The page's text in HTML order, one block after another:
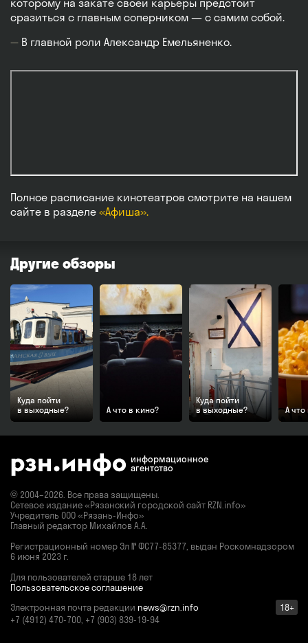
которому на закате своей карьеры предстоит
сразиться с главным соперником — с самим собой.
В главной роли Александр Емельяненко.
Полное расписание кинотеатров смотрите на нашем
сайте в разделе «Афиша».
Другие обзоры
Куда пойти
в выходные?
А что в кино?
Куда пойти
в выходные?
А что
информационное
агентство
© 2004–2026. Все права защищены.
Сетевое издание «Рязанский городской сайт RZN.info»
Учредитель ООО «Рязань-Инфо»
Главный редактор Михайлов А.А.
Регистрационный номер Эл № ФС77-85377, выдан Роскомнадзором
6 июня 2023 г.
Для пользователей старше 18 лет
Пользовательское соглашение
Электронная почта редакции news@rzn.info
18+
+7 (4912) 470-700, +7 (903) 839-19-94